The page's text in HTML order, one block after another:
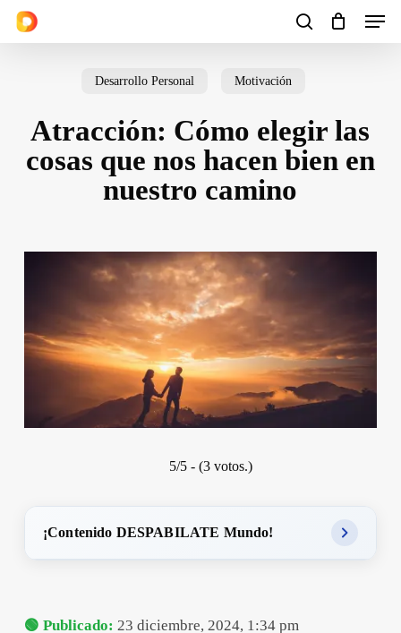
Skip
search
Menu
Cart Close
Desarrollo Personal Motivación
Atracción: Cómo elegir las
cosas que nos hacen bien en
nuestro camino
5/5 - (3 votos.)
¡Contenido DESPABILATE Mundo!
🟢 Publicado: 23 diciembre, 2024, 1:34 pm